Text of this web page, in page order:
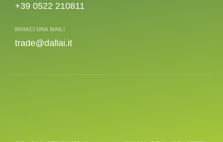
+39 0522 210811
INVIACI UNA MAIL!
trade@dallai.it